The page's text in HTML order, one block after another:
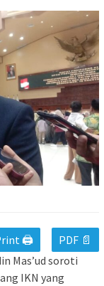
🖨
PDF 📄
Mas’ud soroti
IKN yang